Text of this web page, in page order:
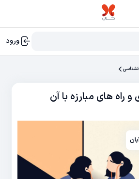
ورود
و راه های مبارزه با آن